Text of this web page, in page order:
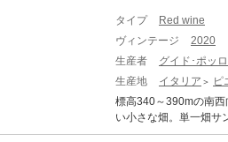
ターのアルド・ヴァッ
で表情豊か、そして熟
ん。しっかりとした骨
み、昼は暖かく、素晴
りました。」 ■テクニカル情報■ 産地：イタリア北部ピエ
モンテ州クーネオ県 /
BAROLO
バローロ・リゼルヴァ
ピエモンテ州 モンフォ
ル度数：14.5% 味わい：
ン・スペクテーター：
やプラム、メントール
ー、ミネラルのアロマ
しています。そのワイ
もなく、モダンでもな
ビーの色調。グラスか
リー、ラズベリーの果
リ、タバコ、ミント、
パーなどの繊細な香り
導入した逸話がありま
を捨て、酸素コンタク
しいバローロを造りた
【Elio Altare =VITICOLTORE(農民)
VITICOLTORE（農民
は使っていません。『
切る。手で切ることで
タイプ
Red wine
ヴィンテージ
2020
生産者
グイド･ポッロ
生産地
イタリア
ピ
標高340～390mの南
い小さな畑。単一畑サ
のブドウを大樽で熟成